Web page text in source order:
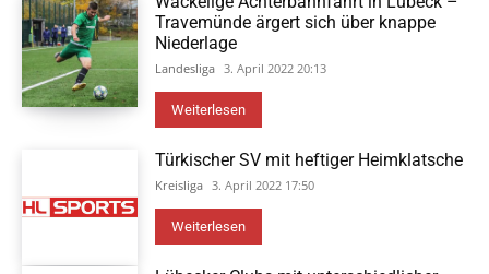
Travemünde ärgert sich über knappe
Niederlage
Landesliga 3. April 2022 20:13
Weiterlesen
Türkischer SV mit heftiger Heimklatsche
Kreisliga 3. April 2022 17:50
Weiterlesen